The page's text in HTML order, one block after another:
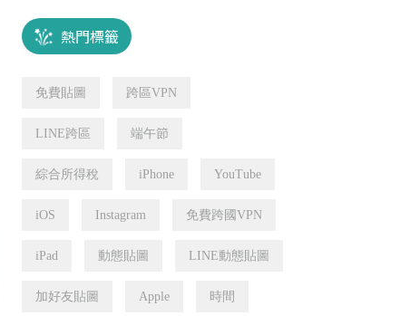
熱門標籤
免費貼圖 跨區VPN
LINE跨區 端午節
綜合所得稅 iPhone YouTube
iOS Instagram 免費跨國VPN
iPad 動態貼圖 LINE動態貼圖
加好友貼圖 Apple 時間